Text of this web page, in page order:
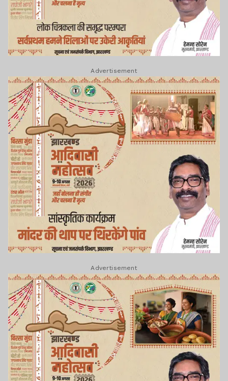
Advertisement
Advertisement